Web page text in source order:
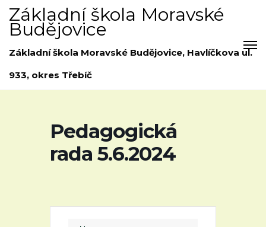
Základní škola Moravské
Budějovice
Základní škola Moravské Budějovice, Havlíčkova ul.
933, okres Třebíč
Pedagogická
rada 5.6.2024